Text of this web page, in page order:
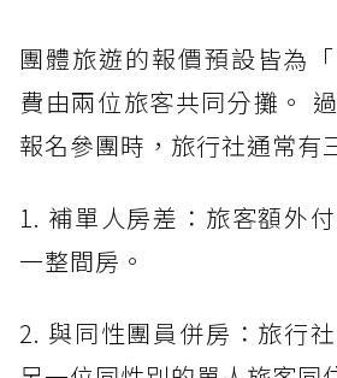
團體旅遊的報價預設皆為
費由兩位旅客共同分攤。
報名參團時，旅行社通常有
1. 補單人房差：旅客額外
一整間房。
2. 與同性團員併房：旅行